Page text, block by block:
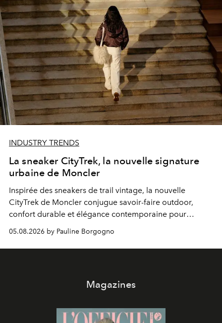
INDUSTRY TRENDS
La sneaker CityTrek, la nouvelle signature
urbaine de Moncler
Inspirée des sneakers de trail vintage, la nouvelle
CityTrek de Moncler conjugue savoir-faire outdoor,
confort durable et élégance contemporaine pour
accompagner les explorations du quotidien.
05.08.2026 by Pauline Borgogno
Magazines